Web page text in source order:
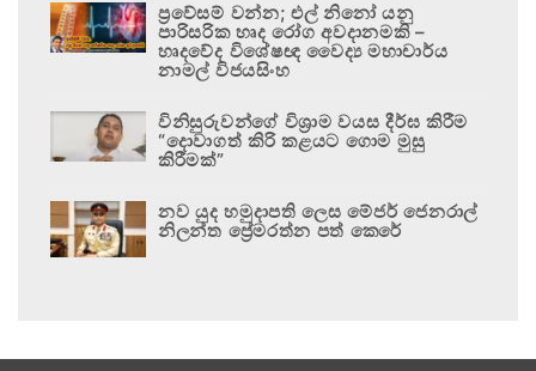
ප්‍රවේසම් වන්න; එල් නිනෝ යනු
පාරිසරික හෘද රෝග අවදානමකි –
හෘදවේද විශේෂඥ වෛද්‍ය මහාචාර්ය
නාමල් විජයසිංහ
විනිසුරුවන්ගේ විශ්‍රාම වයස දීර්ඝ කිරීම
“දොවාගත් කිරි කළයට ගොම මුසු
කිරීමක්”
නව යුද හමුදාපති ලෙස මේජර් ජෙනරාල්
නිලන්ත ප්‍රේමරත්න පත් කෙරේ